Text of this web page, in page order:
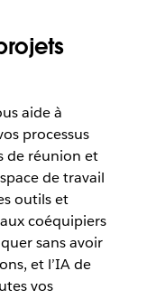
aide à
processus
de réunion et
de travail
outils et
coéquipiers
sans avoir
et l’IA de
vos